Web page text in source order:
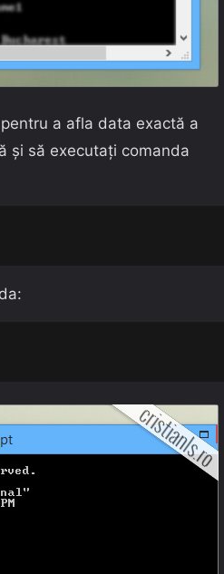
a afla data exactă a
și să executați comanda